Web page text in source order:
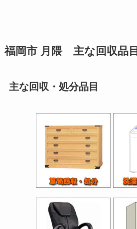
福岡市 月隈 主な回収品目
主な回収・処分品目